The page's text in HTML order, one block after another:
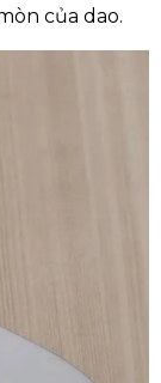
của dao.